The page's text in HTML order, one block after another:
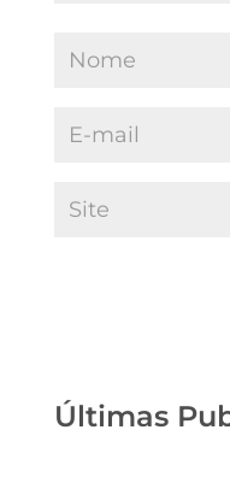
Últimas